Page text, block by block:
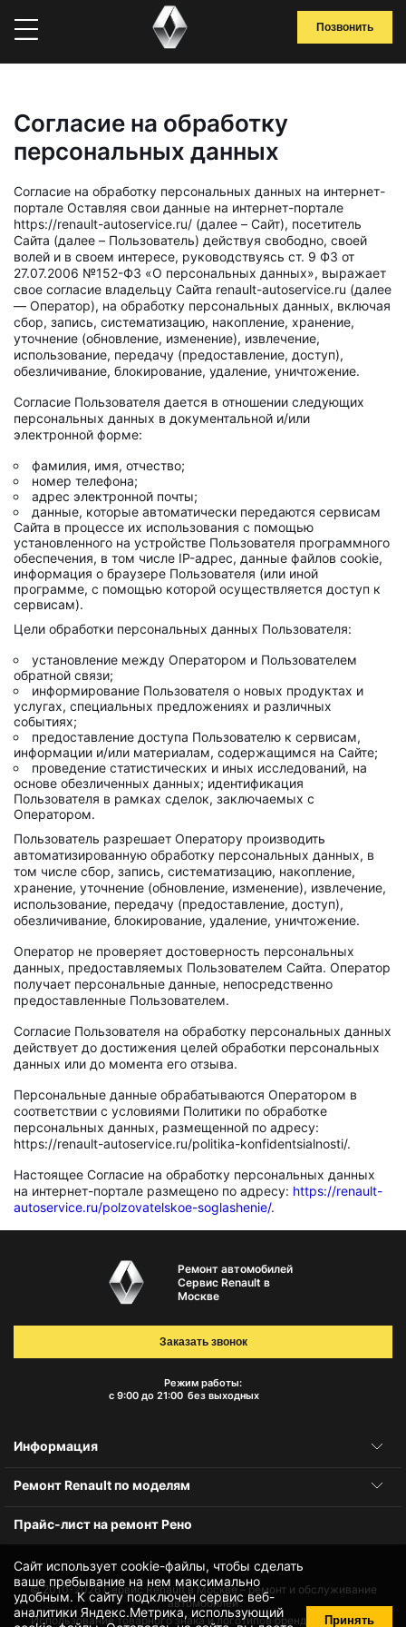
Позвонить
Согласие на обработку
персональных данных
Согласие на обработку персональных данных на интернет-
портале Оставляя свои данные на интернет-портале
https://renault-autoservice.ru/ (далее – Сайт), посетитель
Сайта (далее – Пользователь) действуя свободно, своей
волей и в своем интересе, руководствуясь ст. 9 ФЗ от
27.07.2006 №152-ФЗ «О персональных данных», выражает
свое согласие владельцу Сайта renault-autoservice.ru (далее
— Оператор), на обработку персональных данных, включая
сбор, запись, систематизацию, накопление, хранение,
уточнение (обновление, изменение), извлечение,
использование, передачу (предоставление, доступ),
обезличивание, блокирование, удаление, уничтожение.
Согласие Пользователя дается в отношении следующих
персональных данных в документальной и/или
электронной форме:
фамилия, имя, отчество;
номер телефона;
адрес электронной почты;
данные, которые автоматически передаются сервисам
Сайта в процессе их использования с помощью
установленного на устройстве Пользователя программного
обеспечения, в том числе IP-адрес, данные файлов cookie,
информация о браузере Пользователя (или иной
программе, с помощью которой осуществляется доступ к
сервисам).
Цели обработки персональных данных Пользователя:
установление между Оператором и Пользователем
обратной связи;
информирование Пользователя о новых продуктах и
услугах, специальных предложениях и различных
событиях;
предоставление доступа Пользователю к сервисам,
информации и/или материалам, содержащимся на Сайте;
проведение статистических и иных исследований, на
основе обезличенных данных; идентификация
Пользователя в рамках сделок, заключаемых с
Оператором.
Пользователь разрешает Оператору производить
автоматизированную обработку персональных данных, в
том числе сбор, запись, систематизацию, накопление,
хранение, уточнение (обновление, изменение), извлечение,
использование, передачу (предоставление, доступ),
обезличивание, блокирование, удаление, уничтожение.
Оператор не проверяет достоверность персональных
данных, предоставляемых Пользователем Сайта. Оператор
получает персональные данные, непосредственно
предоставленные Пользователем.
Согласие Пользователя на обработку персональных данных
действует до достижения целей обработки персональных
данных или до момента его отзыва.
Персональные данные обрабатываются Оператором в
соответствии с условиями Политики по обработке
персональных данных, размещенной по адресу:
https://renault-autoservice.ru/politika-konfidentsialnosti/.
Настоящее Согласие на обработку персональных данных
на интернет-портале размещено по адресу: https://renault-
autoservice.ru/polzovatelskoe-soglashenie/.
Сайт использует cookie-файлы, чтобы сделать
ваше пребывание на нем максимально
удобным. К cайту подключен сервис веб-
аналитики Яндекс.Метрика, использующий
Принять
Ремонт автомобилей
Сервис Renault в
Москве
Режим работы:
с 9:00 до 21:00 без выходных
Заказать звонок
Информация
Ремонт Renault по моделям
Прайс-лист на ремонт Рено
© 2010-2026Сервис Renault в Москве – ремонт и обслуживание
автомобилей
Использование товарного знака и логотипов бренда происходит